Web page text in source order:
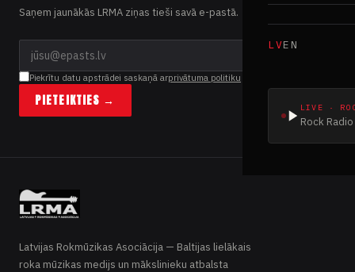
LVEN
LIVE ·
Rock
Saņem jaunākās LRMA ziņas tieši savā e-pastā.
Piekrītu datu apstrādei saskaņā arprivātuma politiku
PIETEIKTIES →
Latvijas Rokmūzikas Asociācija — Baltijas lielākais
roka mūzikas medijs un mākslinieku atbalsta